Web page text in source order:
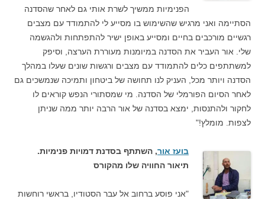
הפנימיות ממשיך לשרת אותי גם לאחר שהסדנה
הסתיימה ואני מרגיש שהשימוש בו מסייע לי להתמודד עם מצבים
רגשיים מורכבים בחיים ומסייע באופן ישיר להתפתחות ולהגשמה
שלי. אור העביר את הסדנה במיומנות מעוררת הערצה, וסיפק
למשתתפים כלים להתמודד עם מצבים ורגשות שונים שעלו במהלך
הסדנה ויותר מכל, העניק לנו תחושה של ביטחון ותמיכה שנמשכים גם
לאחר הסיום הפורמלי של הסדנה. מי שמסתורי הנפש קוראים לו
לחקור ולהתנסות, ימצא בסדנה של אור הרבה יותר ממה שניתן
לצפות. מומלץ!"
בועז אור, השתתף בסדנת דמויות פנימיות.
תיאור החוויה שלו מהקורס
"אני פוסע ברחוב אל עבר הסטודיו, בראשי רוחשות